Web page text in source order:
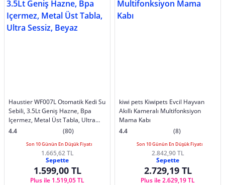
Haustier WF007L Otomatik Kedi Su
Sebili, 3.5Lt Geniş Hazne, Bpa
Içermez, Metal Üst Tabla, Ultra
Sessiz, Beyaz
4.4 (80)
Son 10 Günün En Düşük Fiyatı
1.665,62 TL
Sepette
1.599,00 TL
Plus ile 1.519,05 TL
kiwi pets Kiwipets Evcil Hayvan
Akıllı Kameralı Multifonksiyon
Mama Kabı
4.4
(8)
Son 10 Günün En Düşük Fiyatı
2.842,90 TL
Sepette
2.729,19 TL
Plus ile 2.629,19 TL